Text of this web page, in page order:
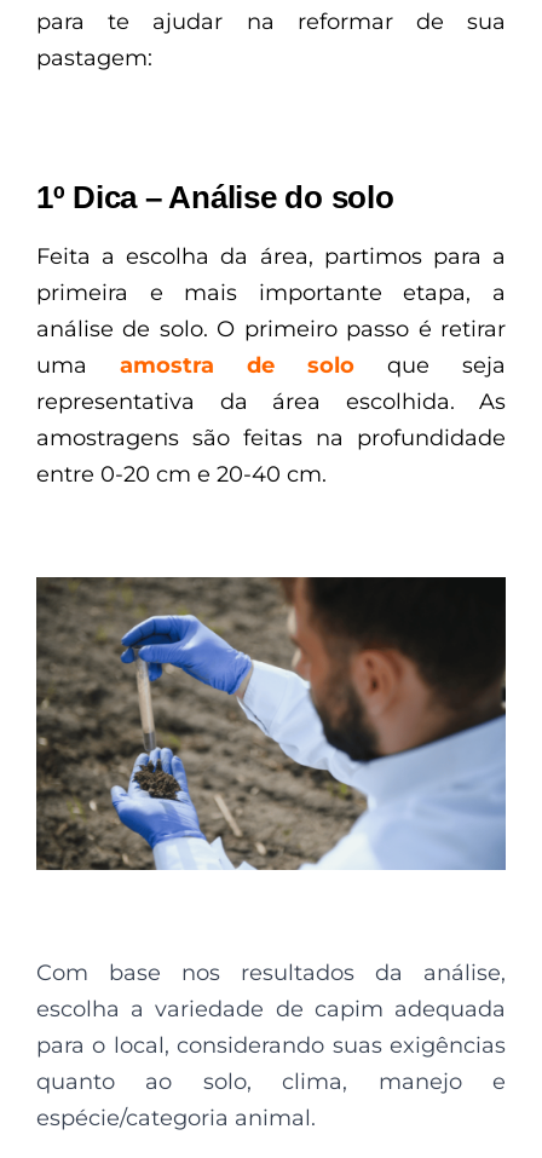
para te ajudar na reformar de sua
pastagem:
1º Dica – Análise do solo
Feita a escolha da área, partimos para a
primeira e mais importante etapa, a
análise de solo. O primeiro passo é retirar
uma amostra de solo que seja
representativa da área escolhida. As
amostragens são feitas na profundidade
entre 0-20 cm e 20-40 cm.
Com base nos resultados da análise,
escolha a variedade de capim adequada
para o local, considerando suas exigências
quanto ao solo, clima, manejo e
espécie/categoria animal.